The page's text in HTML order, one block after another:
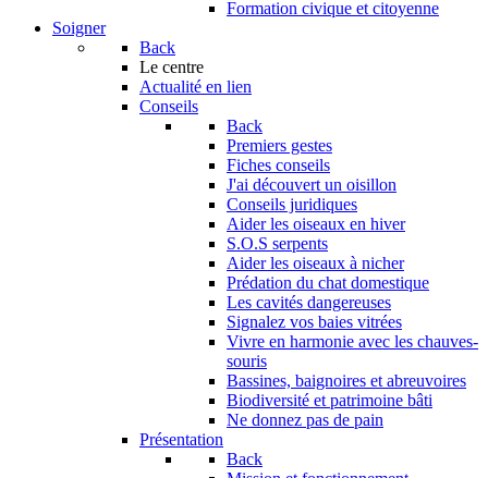
Formation civique et citoyenne
Soigner
Back
Le centre
Actualité en lien
Conseils
Back
Premiers gestes
Fiches conseils
J'ai découvert un oisillon
Conseils juridiques
Aider les oiseaux en hiver
S.O.S serpents
Aider les oiseaux à nicher
Prédation du chat domestique
Les cavités dangereuses
Signalez vos baies vitrées
Vivre en harmonie avec les chauves-
souris
Bassines, baignoires et abreuvoires
Biodiversité et patrimoine bâti
Ne donnez pas de pain
Présentation
Back